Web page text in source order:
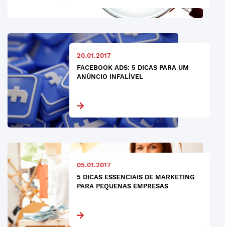
20.01.2017
FACEBOOK ADS: 5 DICAS PARA UM
ANÚNCIO INFALÍVEL
05.01.2017
5 DICAS ESSENCIAIS DE MARKETING
PARA PEQUENAS EMPRESAS